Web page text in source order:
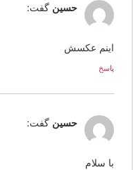
حسین گفت:
عکسش
حسین گفت:
سلام